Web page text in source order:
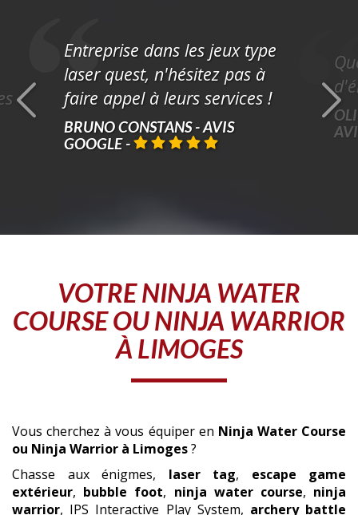
Entreprise dans les jeux type
laser quest, n'hésitez pas à
faire appel à leurs services !
BRUNO CONSTANS - AVIS
GOOGLE -
VOTRENINJA WATER
COURSE OU NINJA WARRIOR
À LIMOGES
Vous cherchez à vous équiper en Ninja Water Course
ou Ninja Warrior à Limoges?
Chasse aux énigmes, laser tag, escape game
extérieur, bubble foot, ninja water course, ninja
warrior, IPS Interactive Play System, archery battle